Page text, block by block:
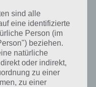
erhältlich, für Android
Google Play Store
und iPod touch
sind alle
eine identifizierte
Person (im
beziehen.
natürliche
oder indirekt,
zu einer
zu einer